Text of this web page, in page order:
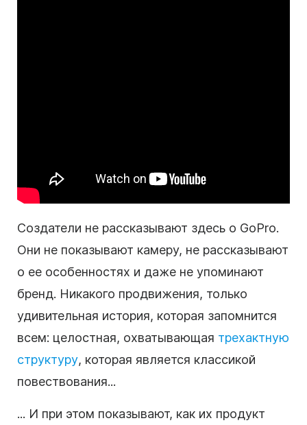
Создатели не рассказывают здесь о GoPro.
Они не показывают камеру, не рассказывают
о ее особенностях и даже не упоминают
бренд. Никакого продвижения, только
удивительная история, которая запомнится
всем: целостная, охватывающая трехактную
структуру, которая является классикой
повествования...
... И при этом показывают, как их продукт